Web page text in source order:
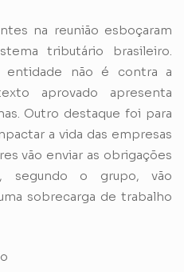
na reunião esboçaram
tributário brasileiro.
entidade não é contra a
aprovado apresenta
Outro destaque foi para
a vida das empresas
vão enviar as obrigações
segundo o grupo, vão
sobrecarga de trabalho